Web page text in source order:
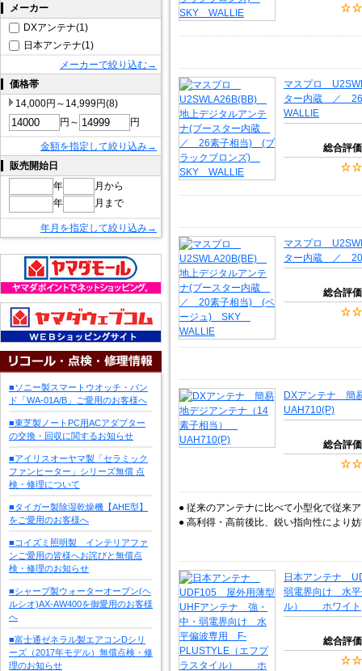
メーカー
DXアンテナ(1)
日本アンテナ(1)
メーカーで絞り込む→
価格帯
14,000円～14,999円(8)
円～
円
金額を指定して絞り込み→
販売開始日
年
月から
年
月まで
年月を指定して絞り込み→
■ソニー製スマートウオッチ・バン
ド「WA-01A/B」ご愛用のお客様へ
■東芝製ノートPC用ACアダプター
の交換・回収に関するお知らせ
■アイリスオーヤマ製「セラミック
ファンヒーター」シリーズ無償 点
検・修理について
■タイガー製除湿乾燥機【AHE型】
をご愛用のお客様へ
■コイズミ照明製 インテリアファ
ンご愛用の皆様へお詫びと無償点
検・修理のお知らせ
■シャープ製ウォーターオーブン(ヘ
ルシオ)AX-AW400を御愛用のお客様
へ
■富士通ゼネラル製エアコンDシリ
ーズ（2017年モデル）無償点検・修
理のお知らせ
マスプロ
ター内蔵 ／
WALLIE
総合評価
マスプロ
ター内蔵 ／
総合評価
DXアンテナ 簡
UAH710(P)
総合評価
● 従来のアンテナに比べて小型化で従来
● 高利得・高前後比、鋭い指向性により
日本アンテナ
弱電界向け 水平
ル） ホワイト
総合評価